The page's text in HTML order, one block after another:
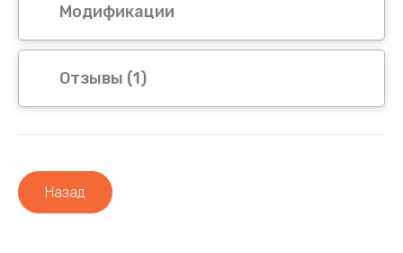
Модификации
Отзывы (1)
Назад